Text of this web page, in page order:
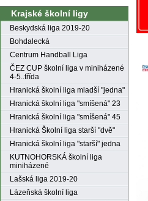
Krajské školní ligy
Beskydská liga 2019-20
Bohdalecká
Centrum Handball Liga
ČEZ CUP školní liga v miniházené
4-5..třída
Hranická školní liga mladší "jedna"
Hranická školní liga "smíšená" 23
Hranická školní liga "smíšená" 45
Hranická Školní liga starší "dvě"
Hranická školní liga "starší" jedna
KUTNOHORSKÁ školní liga
miniházené
Lašská liga 2019-20
Lázeňská školní liga